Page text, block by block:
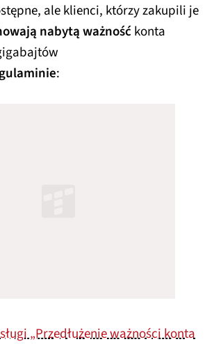
ale klienci, którzy zakupili je
nabytą ważnośćkonta
:
„Przedłużenie ważności konta